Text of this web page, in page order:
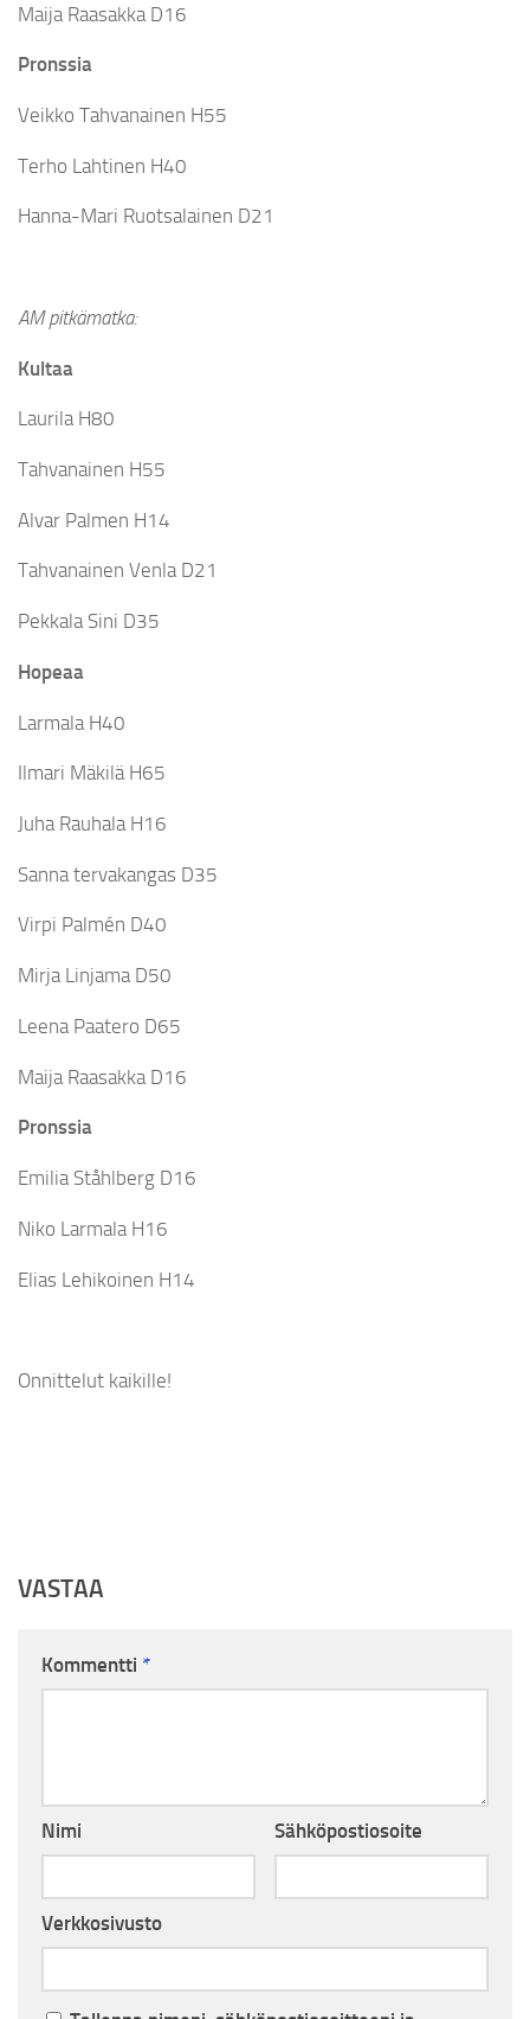
Maija Raasakka D16
Pronssia
Veikko Tahvanainen H55
Terho Lahtinen H40
Hanna-Mari Ruotsalainen D21
AM pitkämatka:
Kultaa
Laurila H80
Tahvanainen H55
Alvar Palmen H14
Tahvanainen Venla D21
Pekkala Sini D35
Hopeaa
Larmala H40
Ilmari Mäkilä H65
Juha Rauhala H16
Sanna tervakangas D35
Virpi Palmén D40
Mirja Linjama D50
Leena Paatero D65
Maija Raasakka D16
Pronssia
Emilia Ståhlberg D16
Niko Larmala H16
Elias Lehikoinen H14
Onnittelut kaikille!
VASTAA
Kommentti *
Nimi Sähköpostiosoite
Verkkosivusto